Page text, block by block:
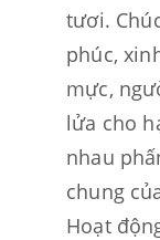
tươi.
phúc,
mực,
lửa cho
nhau
chung
Hoạt